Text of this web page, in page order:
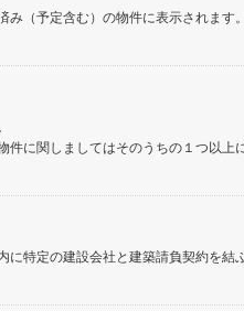
み（予定含む）の物件に表示されます。
件に関しましてはそのうちの１つ以上
に特定の建設会社と建築請負契約を結